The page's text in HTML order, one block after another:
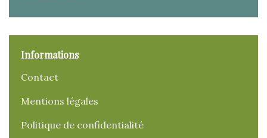
Informations
Contact
Mentions légales
Politique de confidentialité